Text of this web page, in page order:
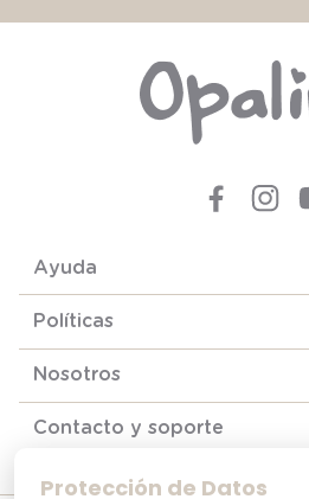
Protección de Datos
Ayuda
Políticas
Nosotros
Contacto y soporte